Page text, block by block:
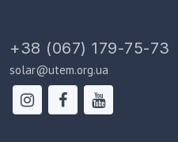
+38 (067) 179-75-73
solar@utem.org.ua